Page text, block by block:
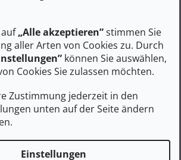
„Alle akzeptieren”stimmen Sie
aller Arten von Cookies zu. Durch
können Sie auswählen,
Cookies Sie zulassen möchten.
Zustimmung jederzeit in den
unten auf der Seite ändern
Einstellungen
31 €
–9 %
FIRST AID S schwarz - schwarz